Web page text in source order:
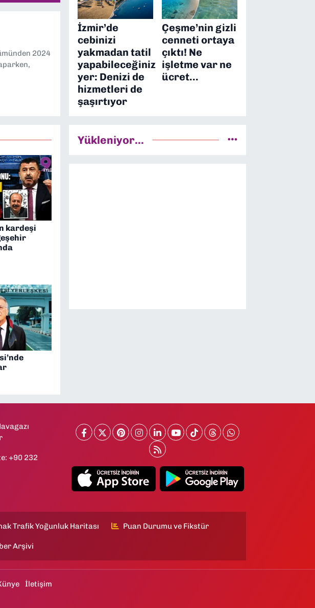
2024
kardeşi
İzmir’de
cebinizi
yakmadan tatil
yapabileceğiniz
yer: Denizi de
hizmetleri de
şaşırtıyor
Çeşme’nin gizli
cenneti ortaya
çıktı! Ne
işletme var ne
ücret…
Yükleniyor...
+90 232
Trafik Yoğunluk Haritası Puan Durumu ve Fikstür
Arşivi
İletişim